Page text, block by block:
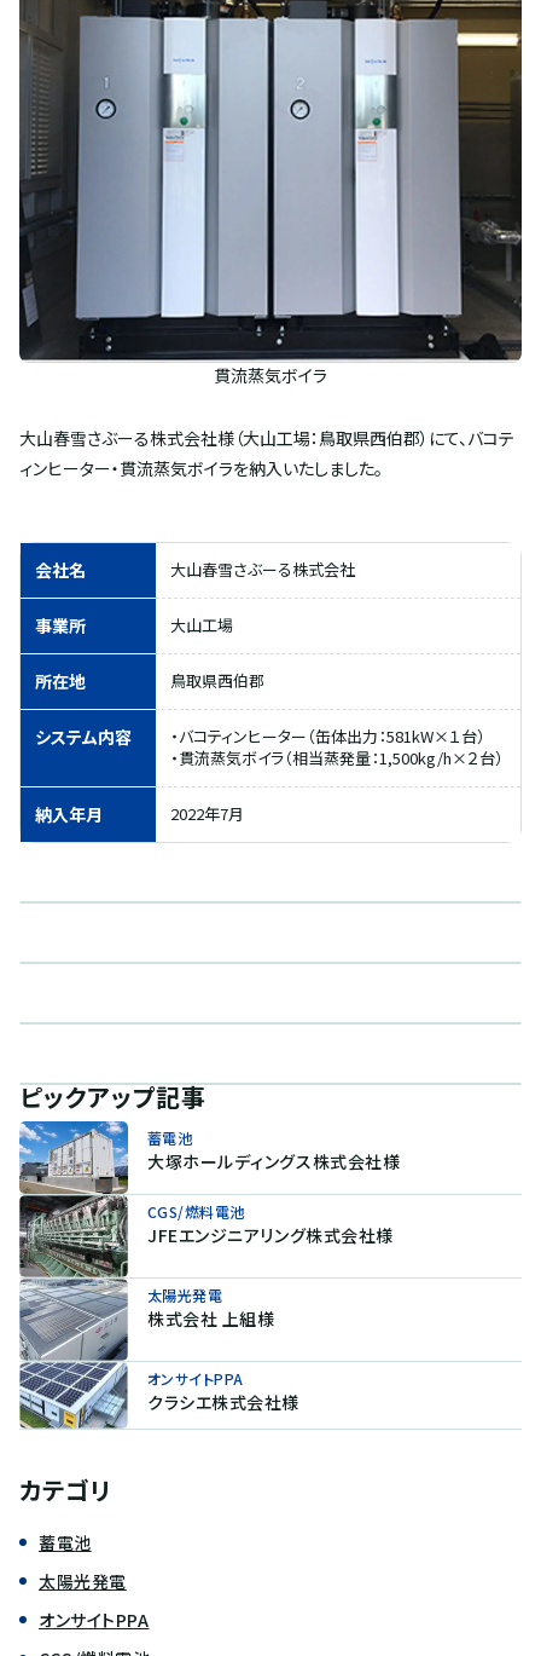
貫流蒸気ボイラ
大山春雪さぶーる株式会社様（大山工場：鳥取県西伯郡）にて、バコテ
ィンヒーター・貫流蒸気ボイラを納入いたしました。
会社名 大山春雪さぶーる株式会社
事業所 大山工場
所在地 鳥取県西伯郡
システム内容
・バコティンヒーター（缶体出力：581kW×１台）
・貫流蒸気ボイラ（相当蒸発量：1,500kg/h×２台）
納入年月 2022年7月
ピックアップ記事
蓄電池
大塚ホールディングス株式会社様
CGS/燃料電池
JFEエンジニアリング株式会社様
太陽光発電
株式会社 上組様
オンサイトPPA
クラシエ株式会社様
カテゴリ
蓄電池
太陽光発電
オンサイトPPA